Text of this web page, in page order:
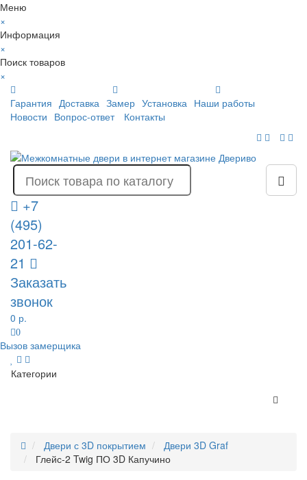
Меню
×
Информация
×
Поиск товаров
×
Гарантия Доставка Замер Установка Наши работы
Новости Вопрос-ответ Контакты
+7
(495)
201-62-
21
Заказать
звонок
0 р.
0
Вызов замерщика
Категории
Двери с 3D покрытием
Двери 3D Graf
Глейс-2 Twig ПО 3D Капучино